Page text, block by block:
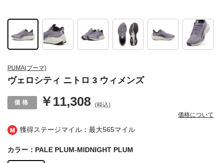
獲得ステージマイル：最大565マイル
PUMA(プーマ)
ヴェロシティ ニトロ 3 ウィメンズ
￥11,308 (税込)
価格について
カラー：PALE PLUM-MIDNIGHT PLUM